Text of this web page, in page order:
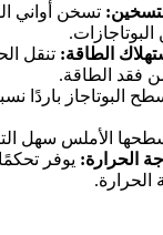
تسخن أواني
الطاقة: تنقل
فقد الطاقة.
البوتاجاز باردًا
الأملس سهل
الحرارة: يوفر
الحرارة.